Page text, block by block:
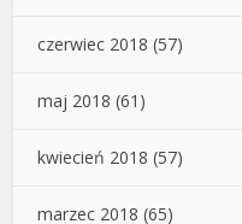
czerwiec 2018 (57)
maj 2018 (61)
kwiecień 2018 (57)
marzec 2018 (65)